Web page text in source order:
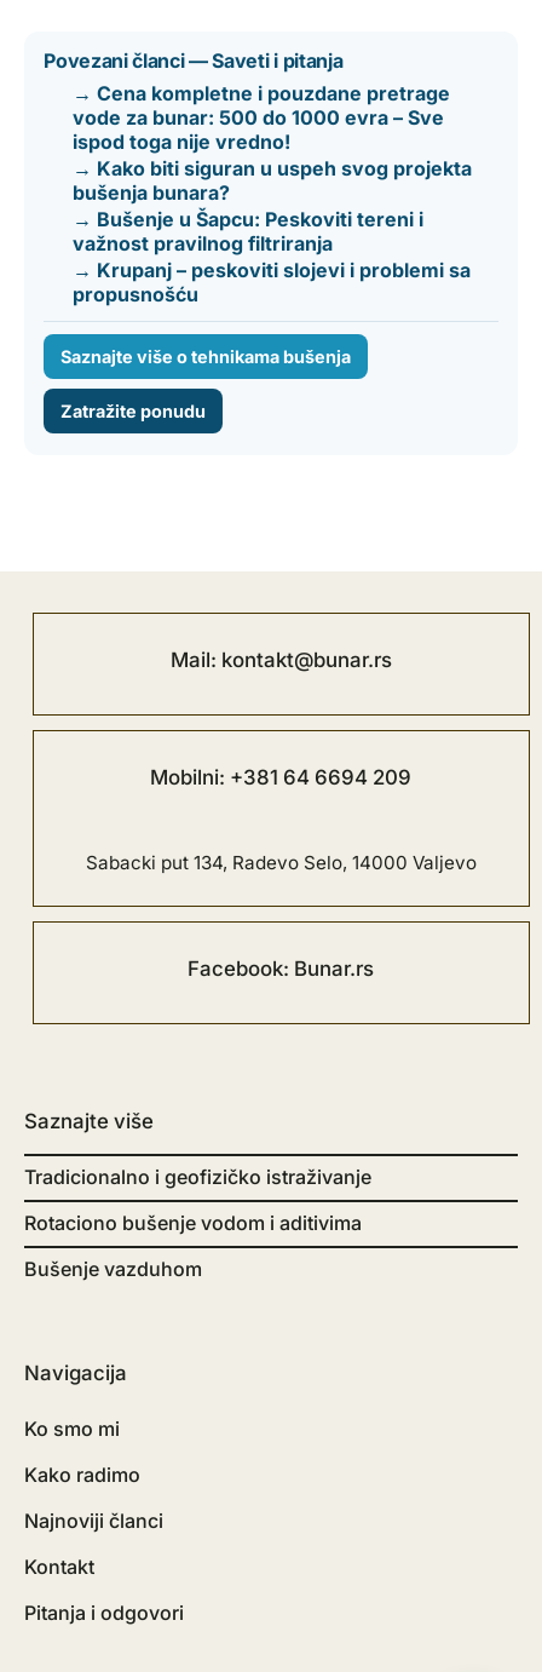
Povezani članci — Saveti i pitanja
→ Cena kompletne i pouzdane pretrage
vode za bunar: 500 do 1000 evra – Sve
ispod toga nije vredno!
→ Kako biti siguran u uspeh svog projekta
bušenja bunara?
→ Bušenje u Šapcu: Peskoviti tereni i
važnost pravilnog filtriranja
→ Krupanj – peskoviti slojevi i problemi sa
propusnošću
Saznajte više o tehnikama bušenja
Zatražite ponudu
Mail: kontakt@bunar.rs
Mobilni: +381 64 6694 209
Sabacki put 134, Radevo Selo, 14000 Valjevo
Facebook: Bunar.rs
Saznajte više
Tradicionalno i geofizičko istraživanje
Rotaciono bušenje vodom i aditivima
Bušenje vazduhom
Navigacija
Ko smo mi
Kako radimo
Najnoviji članci
Kontakt
Pitanja i odgovori